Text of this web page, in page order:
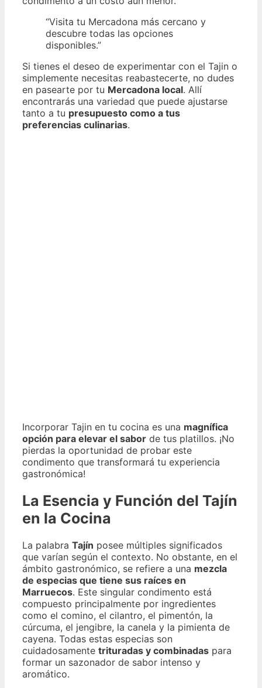
“Visita tu Mercadona más cercano y
descubre todas las opciones
disponibles.”
Si tienes el deseo de experimentar con el Tajin o
simplemente necesitas reabastecerte, no dudes
en pasearte por tu Mercadona local. Allí
encontrarás una variedad que puede ajustarse
tanto a tu presupuesto como a tus
preferencias culinarias.
Incorporar Tajin en tu cocina es una magnífica
opción para elevar el sabor de tus platillos. ¡No
pierdas la oportunidad de probar este
condimento que transformará tu experiencia
gastronómica!
La Esencia y Función del Tajín
en la Cocina
La palabra Tajín posee múltiples significados
que varían según el contexto. No obstante, en el
ámbito gastronómico, se refiere a una mezcla
de especias que tiene sus raíces en
Marruecos. Este singular condimento está
compuesto principalmente por ingredientes
como el comino, el cilantro, el pimentón, la
cúrcuma, el jengibre, la canela y la pimienta de
cayena. Todas estas especias son
cuidadosamente trituradas y combinadas para
formar un sazonador de sabor intenso y
aromático.